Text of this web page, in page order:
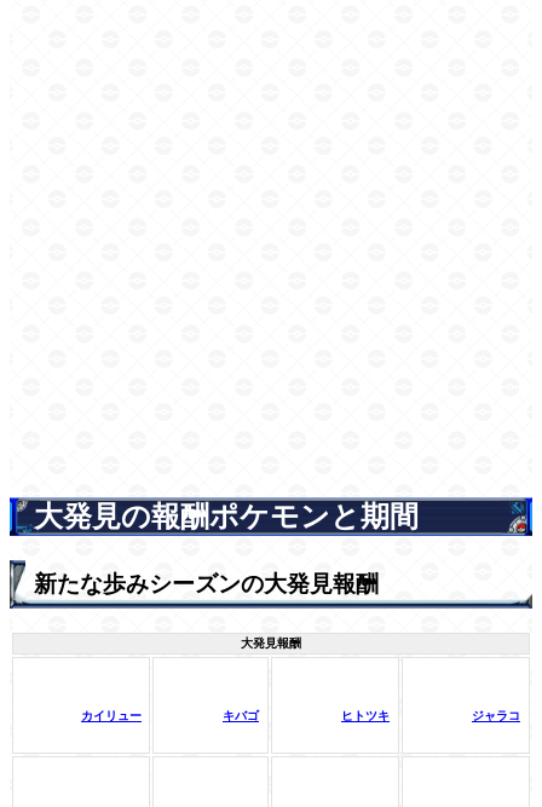
大発見の報酬ポケモンと期間
新たな歩みシーズンの大発見報酬
大発見報酬
カイリュー キバゴ ヒトツキ ジャラコ